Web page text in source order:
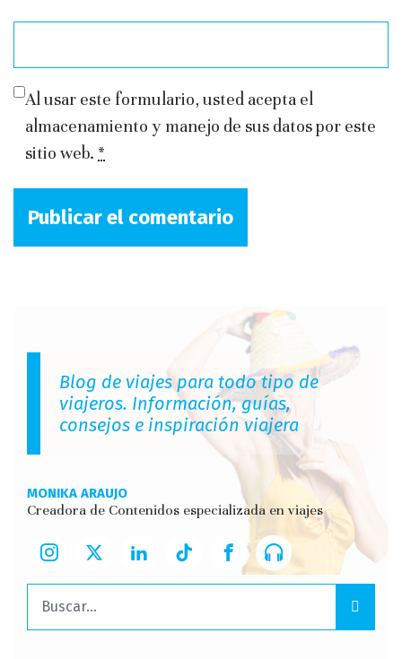
Al usar este formulario, usted acepta el
almacenamiento y manejo de sus datos por este
sitio web. *
Blog de viajes para todo tipo de
viajeros. Información, guías,
consejos e inspiración viajera
MONIKA ARAUJO
Creadora de Contenidos especializada en viajes
Buscar: